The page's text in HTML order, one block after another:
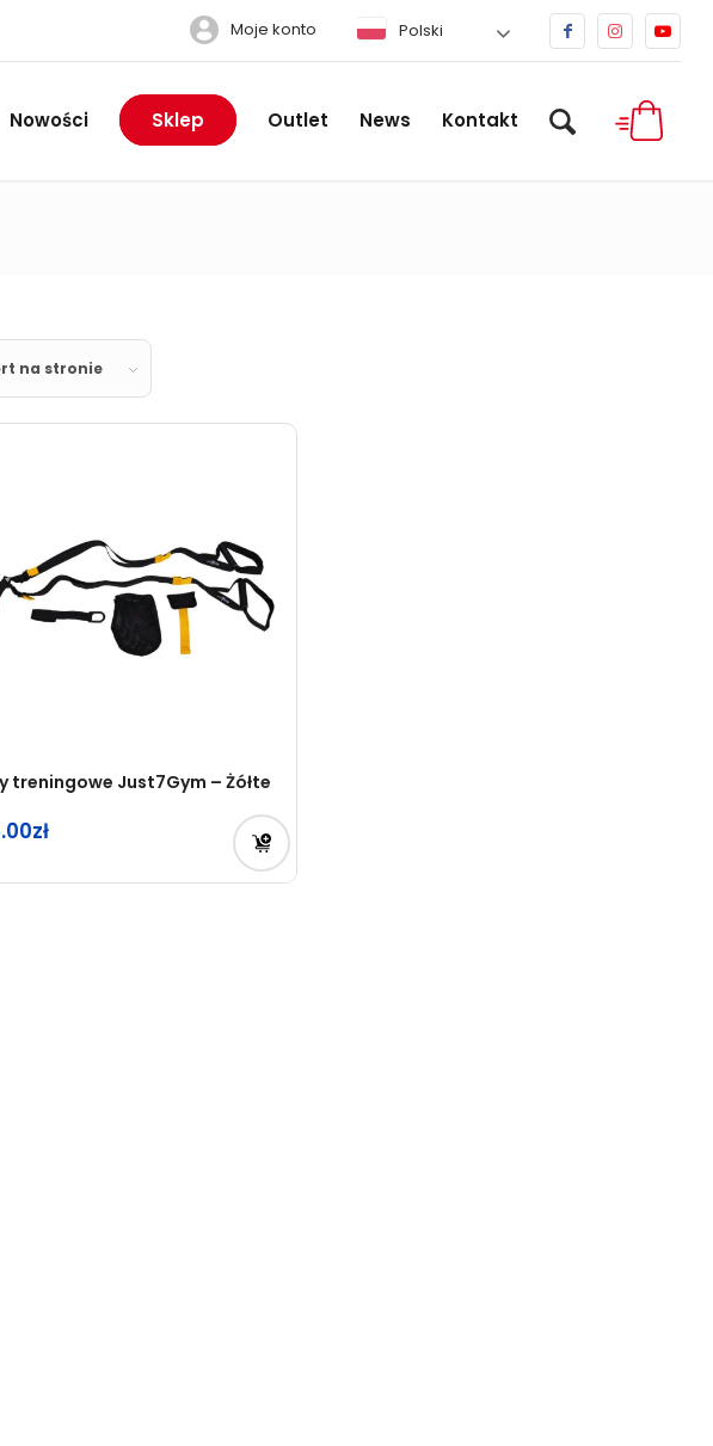
Moje konto Polski
Nowości Sklep Outlet News Kontakt
na stronie
treningowe Just7Gym – Żółte